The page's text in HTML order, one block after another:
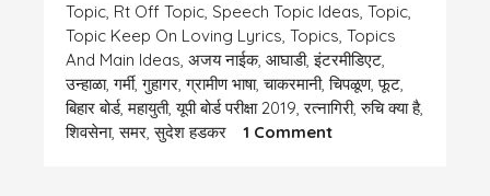
Topic, Rt Off Topic, Speech Topic Ideas, Topic,
Topic Keep On Loving Lyrics, Topics, Topics
And Main Ideas, अजय नाईक, आघाडी,इंटरमीडिएट,
उन्हाळा,गर्मी,गुहागर,ग्रामीण भाषा,चाकरमानी,चिपळूण,फूट,
बिहार बोर्ड,महायुती,यूपी बोर्ड परीक्षा 2019,रत्नागिरी,रुचि क्या है,
शिवसेना,समर,सुदेश हडकर 1 CommentOn